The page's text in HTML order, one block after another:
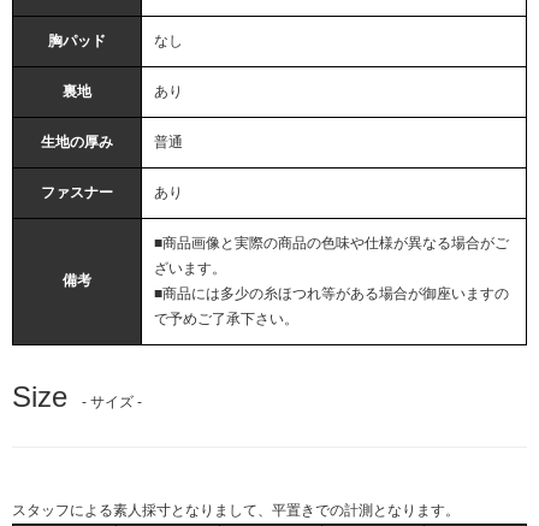
胸パッド なし
裏地 あり
生地の厚み 普通
ファスナー あり
備考
■商品画像と実際の商品の色味や仕様が異なる場合がご
ざいます。
■商品には多少の糸ほつれ等がある場合が御座いますの
で予めご了承下さい。
Size - サイズ -
スタッフによる素人採寸となりまして、平置きでの計測となります。